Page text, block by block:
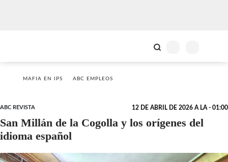
MAFIA EN IPS ABC EMPLEOS
ABC REVISTA 12 DE ABRIL DE 2026 A LA - 01:00
San Millán de la Cogolla y los orígenes del
idioma español